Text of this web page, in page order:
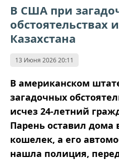
В США при
обстоятельствах
Казахстана
13 Июня 2026 20:11
В американском
загадочных
исчез 24-летний
Парень оставил дома
кошелек, а его
нашла полиция,